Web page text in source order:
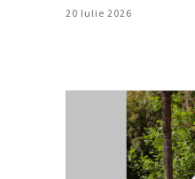
20 Iulie 2026